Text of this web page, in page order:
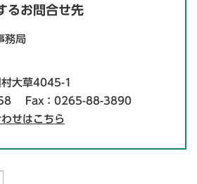
るお問合せ先
務局
大草4045-1
Fax：0265-88-3890
せはこちら